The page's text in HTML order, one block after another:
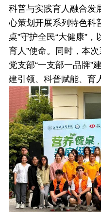
科普与实践育人融合发
心策划开展系列特色科
桌”守护全民“大健康”，
育人”使命。同时，本
党支部“一支部一品牌”
建引领、科普赋能、育